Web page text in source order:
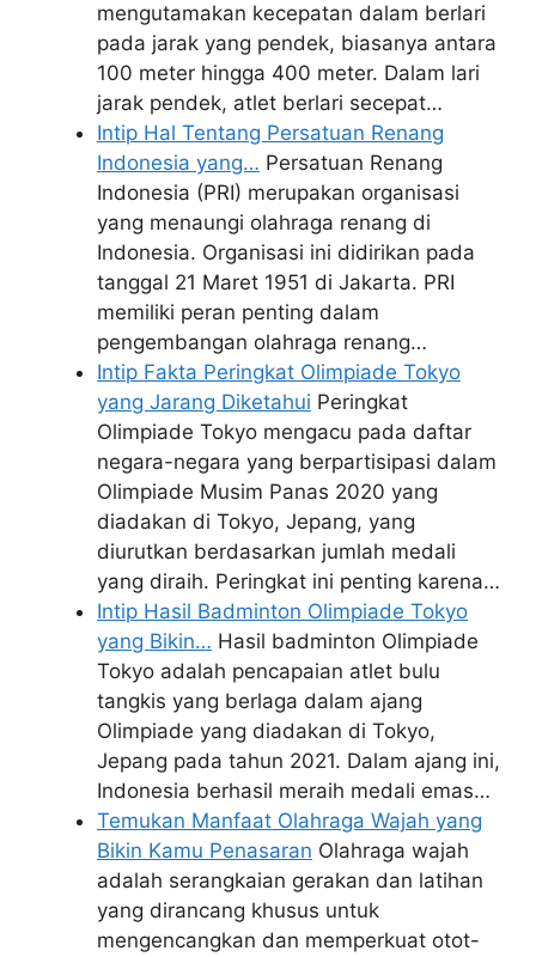
mengutamakan kecepatan dalam berlari
pada jarak yang pendek, biasanya antara
100 meter hingga 400 meter. Dalam lari
jarak pendek, atlet berlari secepat…
Intip Hal Tentang Persatuan Renang
Indonesia yang… Persatuan Renang
Indonesia (PRI) merupakan organisasi
yang menaungi olahraga renang di
Indonesia. Organisasi ini didirikan pada
tanggal 21 Maret 1951 di Jakarta. PRI
memiliki peran penting dalam
pengembangan olahraga renang…
Intip Fakta Peringkat Olimpiade Tokyo
yang Jarang Diketahui Peringkat
Olimpiade Tokyo mengacu pada daftar
negara-negara yang berpartisipasi dalam
Olimpiade Musim Panas 2020 yang
diadakan di Tokyo, Jepang, yang
diurutkan berdasarkan jumlah medali
yang diraih. Peringkat ini penting karena…
Intip Hasil Badminton Olimpiade Tokyo
yang Bikin… Hasil badminton Olimpiade
Tokyo adalah pencapaian atlet bulu
tangkis yang berlaga dalam ajang
Olimpiade yang diadakan di Tokyo,
Jepang pada tahun 2021. Dalam ajang ini,
Indonesia berhasil meraih medali emas…
Temukan Manfaat Olahraga Wajah yang
Bikin Kamu Penasaran Olahraga wajah
adalah serangkaian gerakan dan latihan
yang dirancang khusus untuk
mengencangkan dan memperkuat otot-